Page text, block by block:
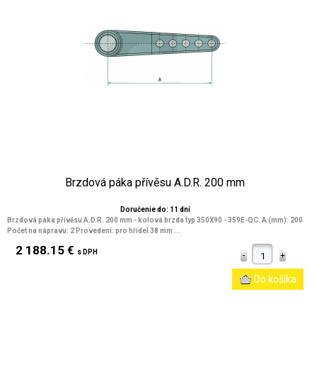
Brzdová páka přívěsu A.D.R. 200 mm
Doručenie do: 11 dní
Brzdová páka přívěsu A.D.R. 200 mm - kolová brzda typ 350X90 - 359E-QC. A (mm): 200
Počet na nápravu: 2 Provedení: pro hřídel 38 mm ...
2 188.15 € s DPH